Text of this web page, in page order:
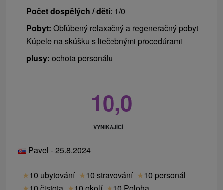
Počet dospělých / dětí: 1/0
Pobyt: Obľúbený relaxačný a regeneračný pobyt
Kúpele na skúšku s liečebnými procedúrami
plusy: ochota personálu
10,0
VYNIKAJÍCÍ
Pavel - 25.8.2024
★10 ubytování ★10 stravování ★10 personál
★10 čistota ★10 okolí ★10 Poloha